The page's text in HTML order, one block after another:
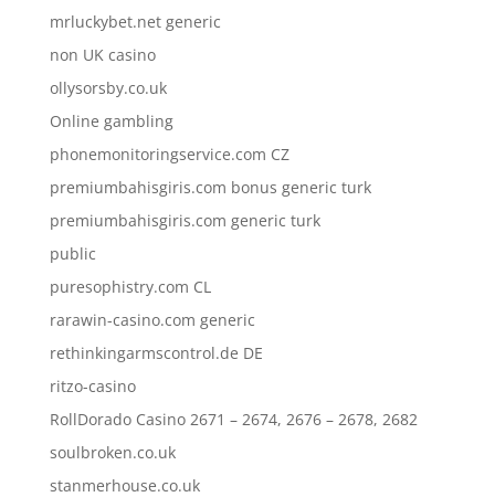
mrluckybet.net generic
non UK casino
ollysorsby.co.uk
Online gambling
phonemonitoringservice.com CZ
premiumbahisgiris.com bonus generic turk
premiumbahisgiris.com generic turk
public
puresophistry.com CL
rarawin-casino.com generic
rethinkingarmscontrol.de DE
ritzo-casino
RollDorado Casino 2671 – 2674, 2676 – 2678, 2682
soulbroken.co.uk
stanmerhouse.co.uk